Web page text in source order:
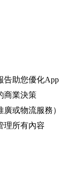
告助您優化App
商業決策
或物流服務）
理所有內容